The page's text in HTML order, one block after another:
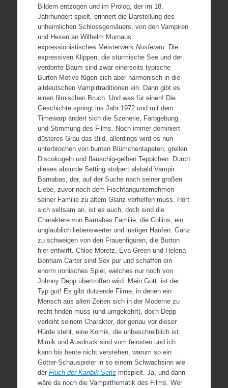
Bildern entzogen und im Prolog, der im 18.
Jahrhundert spielt, erinnert die Darstellung des
unheimlichen Schlossgemäuers, von den Vampiren
und Hexen an Wilhelm Murnaus
expressionistisches Meisterwerk Nosferatu. Die
expressiven Klippen, die stürmische See und der
verdorrte Baum sind zwar einerseits typische
Burton-Motive fügen sich aber harmonisch in die
altdeutschen Vampirtraditionen ein. Dann gibt es
einen filmischen Bruch. Und was für einen! Die
Geschichte springt ins Jahr 1972 und mit dem
Timewarp ändert sich die Szenerie, Farbgebung
und Stimmung des Films. Noch immer dominiert
düsteres Grau das Bild, allerdings wird es nun
unterbrochen von bunten Blümchentapeten, grellen
Discokugeln und flauschig-gelben Teppichen. Durch
dieses absurde Setting stolpert alsbald Vampir
Barnabas, der, auf der Suche nach seiner großen
Liebe, zuvor noch dem Fischfangunternehmen
seiner Familie zu altem Glanz verhelfen muss. Hört
sich seltsam an, ist es auch, doch sind die
Charaktere von Barnabas Familie, die Collins, ein
unglaublich liebenswerter und lustiger Haufen. Ganz
zu schweigen von den Frauenfiguren, die Burton
hier entwirft. Chloe Moretz, Eva Green und Helena
Bonham Carter sind Sex pur und schaffen ein
enorm ironisches Spiel, welches nur noch von
Johnny Depp übertroffen wird. Mein Gott, ist der
Typ gut! Es gibt dutzende Filme, in denen ein
Mensch aus alten Zeiten sich in der Moderne zu
recht finden muss (und umgekehrt), doch Depp
verleiht seinem Charakter, der genau vor dieser
Hürde steht, eine Komik, die unbeschreiblich ist.
Mimik und Ausdruck sind vom feinsten und ich
kann bis heute nicht verstehen, warum so ein
Götter-Schauspieler in so einem Schwachsinn wie
der Fluch der Karibik-Seriemitspielt. Ja, und dann
wäre da noch die Vampirthematik des Films. Wer